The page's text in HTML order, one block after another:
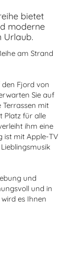
bietet
moderne
Urlaub.
am Strand
den Fjord von
Sie auf
mit
Platz für alle
ihm eine
ist mit Apple-TV
und
und in
es Ihnen